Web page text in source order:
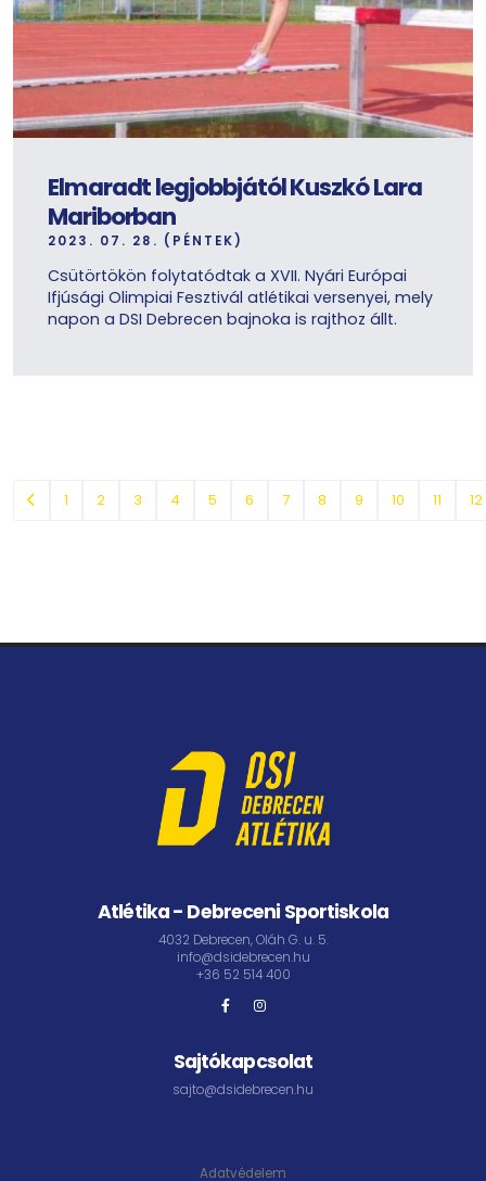
Elmaradt legjobbjától Kuszkó Lara
Mariborban
2023. 07. 28. (PÉNTEK)
Csütörtökön folytatódtak a XVII. Nyári Európai
Ifjúsági Olimpiai Fesztivál atlétikai versenyei, mely
napon a DSI Debrecen bajnoka is rajthoz állt.
1 2 3 4 5 6 7 8 9 10 11 12
Atlétika - Debreceni Sportiskola
4032 Debrecen, Oláh G. u. 5.
info@dsidebrecen.hu
+36 52 514 400
Sajtókapcsolat
sajto@dsidebrecen.hu
Adatvédelem